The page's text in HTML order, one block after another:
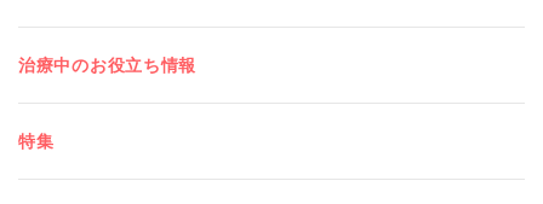
治療中のお役立ち情報
特集